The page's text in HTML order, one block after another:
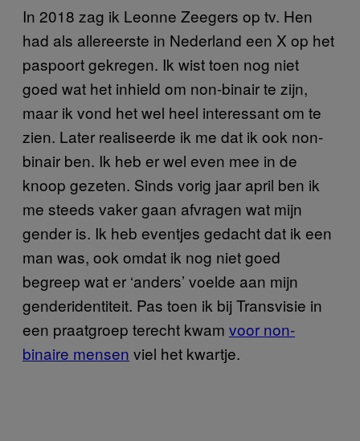
In 2018 zag ik Leonne Zeegers op tv. Hen
had als allereerste in Nederland een X op het
paspoort gekregen. Ik wist toen nog niet
goed wat het inhield om non-binair te zijn,
maar ik vond het wel heel interessant om te
zien. Later realiseerde ik me dat ik ook non-
binair ben. Ik heb er wel even mee in de
knoop gezeten. Sinds vorig jaar april ben ik
me steeds vaker gaan afvragen wat mijn
gender is. Ik heb eventjes gedacht dat ik een
man was, ook omdat ik nog niet goed
begreep wat er ‘anders’ voelde aan mijn
genderidentiteit. Pas toen ik bij Transvisie in
een praatgroep terecht kwam voor non-
binaire mensen viel het kwartje.